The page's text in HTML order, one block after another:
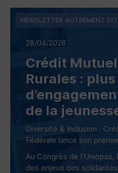
28/04/2026
Crédit
Rurales :
de la
Diversité & Inclusion :
Fédérale lance son
Au Congrès de
des enjeux des solidarités
NEWSLETTER AUTREMENT DIT